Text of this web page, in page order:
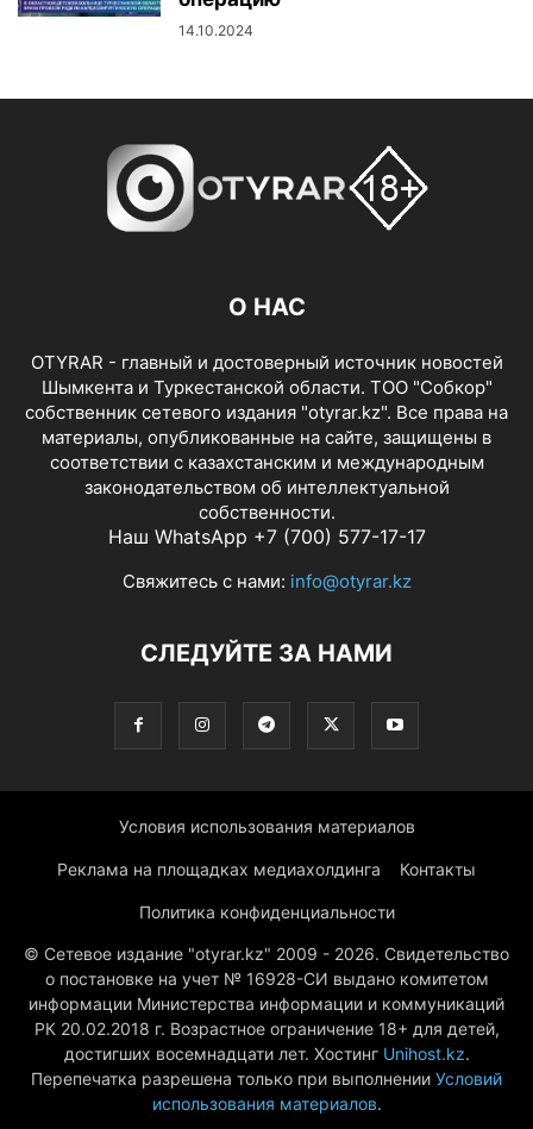
14.10.2024
О НАС
OTYRAR - главный и достоверный источник новостей
Шымкента и Туркестанской области. ТОО "Собкор"
собственник сетевого издания "otyrar.kz". Все права на
материалы, опубликованные на сайте, защищены в
соответствии с казахстанским и международным
законодательством об интеллектуальной
собственности.
Наш WhatsApp +7 (700) 577-17-17
Свяжитесь с нами: info@otyrar.kz
СЛЕДУЙТЕ ЗА НАМИ
Условия использования материалов
Реклама на площадках медиахолдинга Контакты
Политика конфиденциальности
© Сетевое издание "otyrar.kz" 2009 - 2026. Свидетельство
о постановке на учет № 16928-СИ выдано комитетом
информации Министерства информации и коммуникаций
РК 20.02.2018 г. Возрастное ограничение 18+ для детей,
достигших восемнадцати лет. Хостинг Unihost.kz.
Перепечатка разрешена только при выполнении Условий
использования материалов.